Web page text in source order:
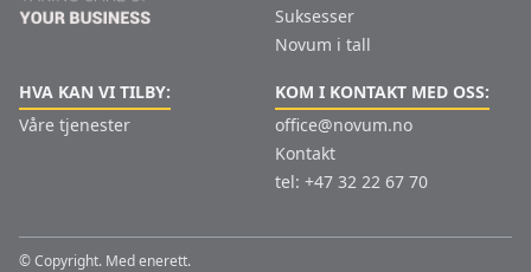
Suksesser
Novum i tall
HVA KAN VI TILBY:
Våre tjenester
KOM I KONTAKT MED OSS:
office@novum.no
Kontakt
tel: +47 32 22 67 70
© Copyright. Med enerett.